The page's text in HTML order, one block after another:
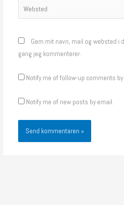
Websted
Gem mit navn, mail og websted i
gang jeg kommenterer.
Notify me of follow-up comments
Notify me of new posts by email.